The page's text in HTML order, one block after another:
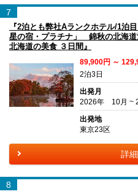
7
『2泊とも弊社Aランクホテル/1泊
星の宿・プラチナ」 錦秋の北海道
北海道の美食 ３日間』
89,900円 ～
2泊3日
出発月
2026年 10月 ~
出発地
東京23区
詳
8